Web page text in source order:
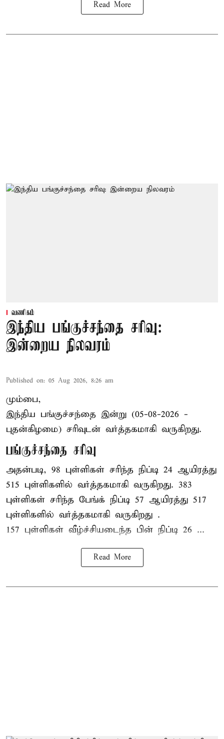
Read More
வணிகம்
இந்திய பங்குச்சந்தை சரிவு:
இன்றைய நிலவரம்
Published on: 05 Aug 2026, 8:26 am
மும்பை,
இந்திய பங்குச்சந்தை இன்று (05-08-2026 -
புதன்கிழமை) சரிவுடன் வர்த்தகமாகி வருகிறது.
பங்குச்சந்தை சரிவு
அதன்படி, 98 புள்ளிகள் சரிந்த நிப்டி 24 ஆயிரத்து
515 புள்ளிகளில் வர்த்தகமாகி வருகிறது. 383
புள்ளிகள் சரிந்த பேங்க் நிப்டி 57 ஆயிரத்து 517
புள்ளிகளில் வர்த்தகமாகி வருகிறது .
157 புள்ளிகள் வீழ்ச்சியடைந்த பின் நிப்டி 26 ...
Read More